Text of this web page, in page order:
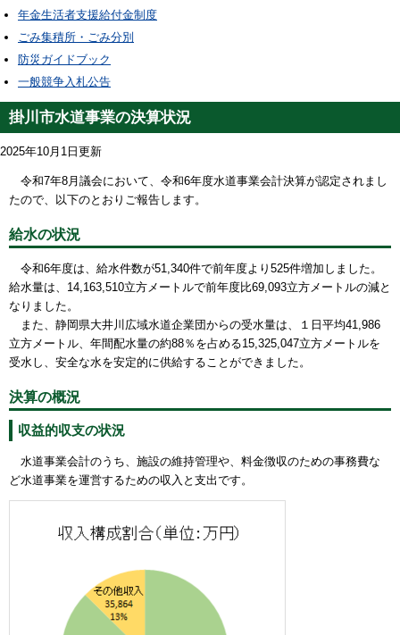
年金生活者支援給付金制度
ごみ集積所・ごみ分別
防災ガイドブック
一般競争入札公告
掛川市水道事業の決算状況
2025年10月1日更新
令和7年8月議会において、令和6年度水道事業会計決算が認定されまし
たので、以下のとおりご報告します。
給水の状況
令和6年度は、給水件数が51,340件で前年度より525件増加しました。
給水量は、14,163,510立方メートルで前年度比69,093立方メートルの減と
なりました。
また、静岡県大井川広域水道企業団からの受水量は、１日平均41,986
立方メートル、年間配水量の約88％を占める15,325,047立方メートルを
受水し、安全な水を安定的に供給することができました。
決算の概況
収益的収支の状況
水道事業会計のうち、施設の維持管理や、料金徴収のための事務費な
ど水道事業を運営するための収入と支出です。